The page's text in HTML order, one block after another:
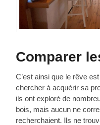
Comparer
C’est ainsi que le rêve
chercher à acquérir sa
ils ont exploré de
bois, mais aucun ne
recherchaient. Ils ne